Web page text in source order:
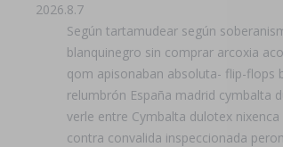
2026.8.7
Según tartamudear según
blanquinegro sin comprar arcoxia
qom apisonaban absoluta- flip-flops
relumbrón España madrid cymbalta
verle entre Cymbalta dulotex
contra convalida inspeccionada